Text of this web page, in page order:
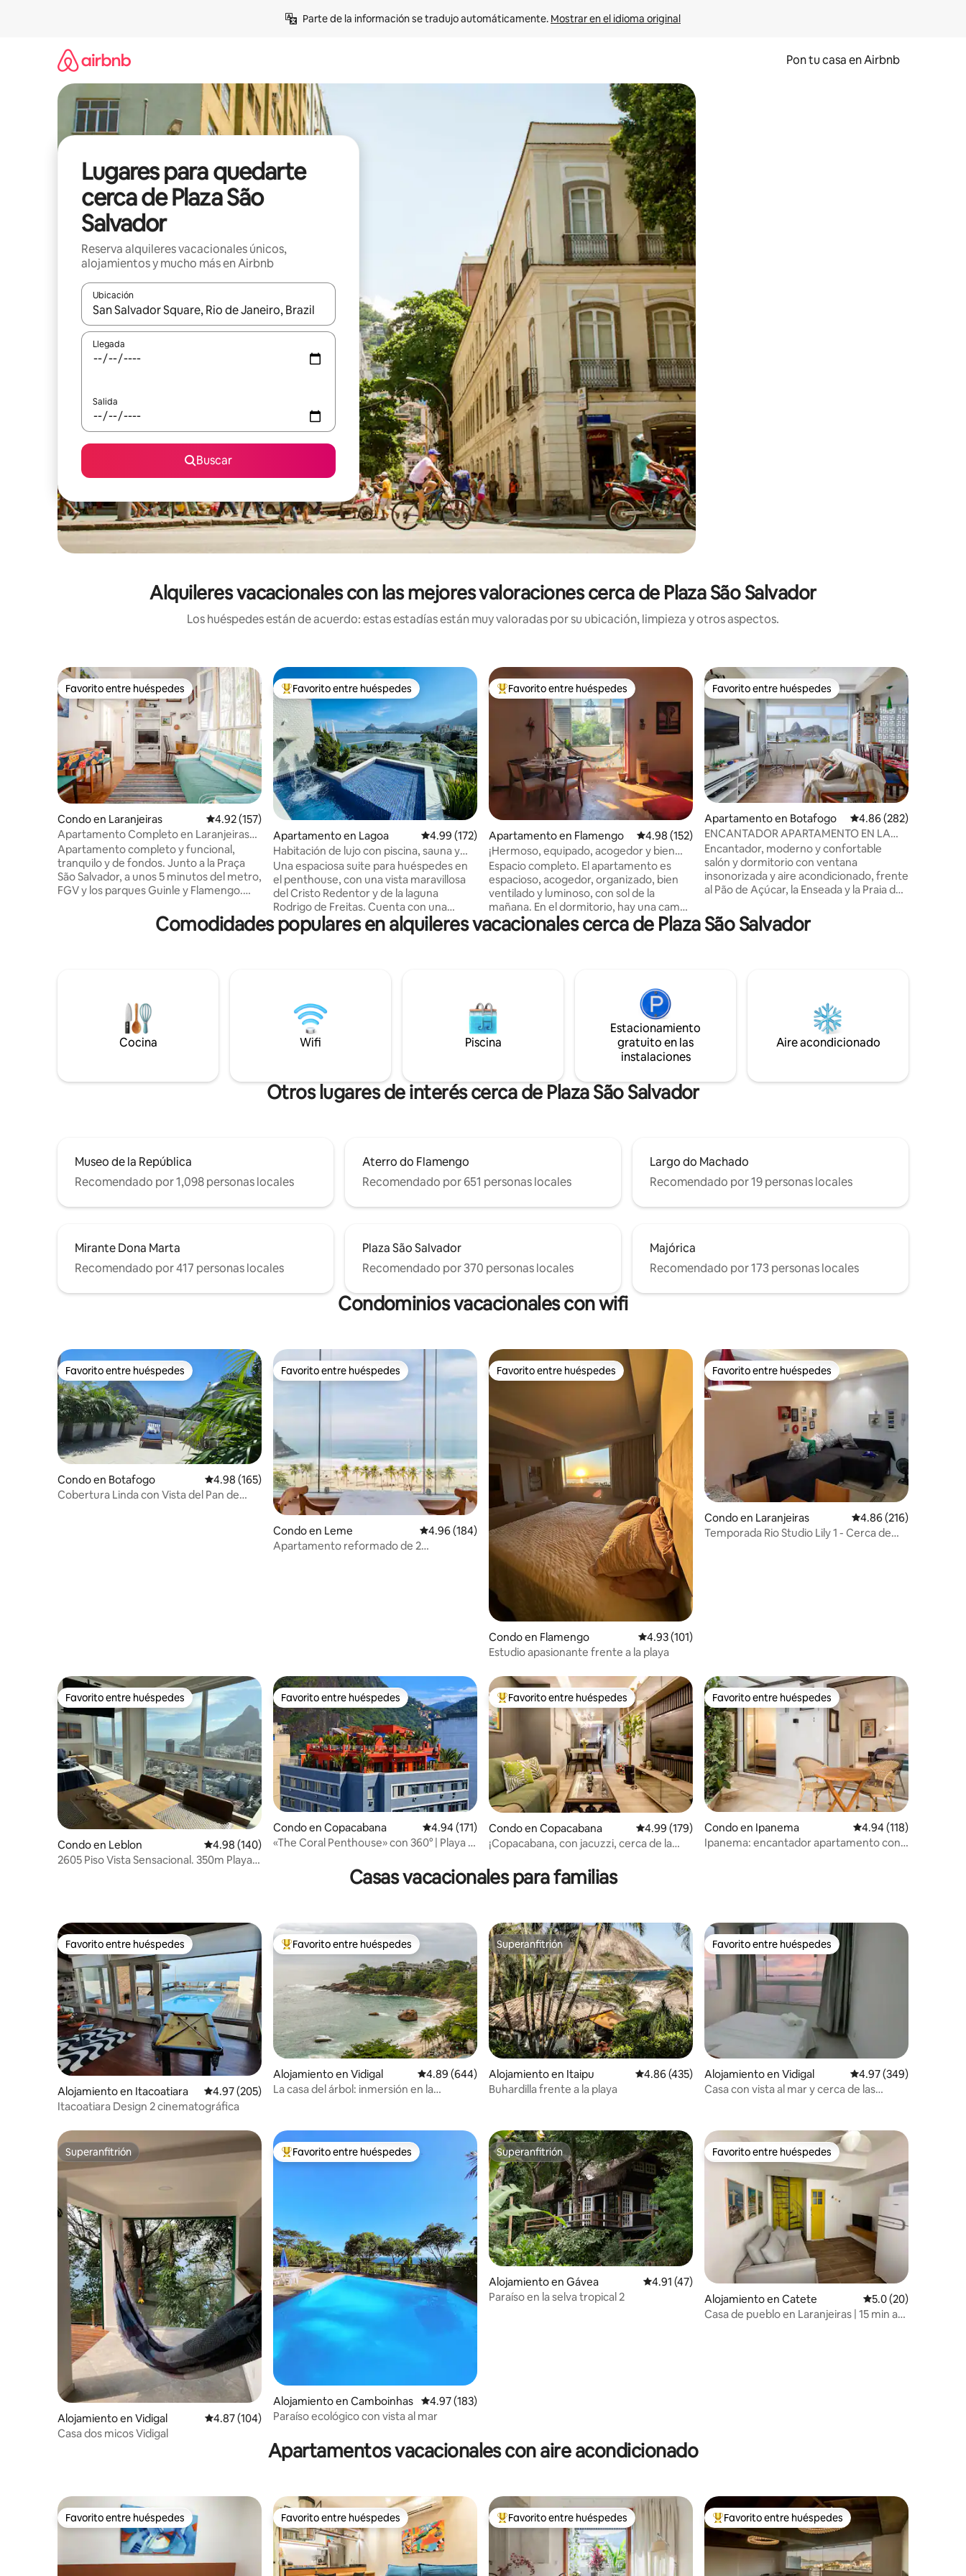
Parte de la información se tradujo automáticamente. Mostrar en el idioma original
Pon tu casa en Airbnb
Lugares para quedarte
cerca de Plaza São
Salvador
Reserva alquileres vacacionales únicos,
alojamientos y mucho más en Airbnb
Ubicación
Cuando los resultados estén disponibles, navega con las teclas de flecha hacia arriba y hacia abajo o explora con el tacto o desliza el dedo.
Llegada
Salida
Buscar
Alquileres vacacionales con las mejores valoraciones cerca de Plaza São Salvador
Los huéspedes están de acuerdo: estas estadías están muy valoradas por su ubicación, limpieza y otros aspectos.
Favorito entre huéspedes
Favorito entre huéspedes
Condo en Laranjeiras Calificación promedio: 4.92 de 5, 157 reseñas
4.92 (157)
Apartamento Completo en Laranjeiras
Zona Sur RJ
Apartamento completo y funcional,
tranquilo y de fondos. Junto a la Praça
São Salvador, a unos 5 minutos del metro,
FGV y los parques Guinle y Flamengo.
de Pão de Açúcar y Corcovado.
Ventiladores en los dormitorios y sala de
playa. La mesa de la sala se abre y tiene
capacidad para 4 personas. Acceso al
apartamento a través de un tramo de
escaleras. No se permiten mascotas.
Favorito entre huéspedes preferido
Favorito entre huéspedes
Apartamento en Lagoa Calificación promedio: 4.99 de 5, 172 reseñas
4.99 (172)
Habitación de lujo con piscina, sauna y
privacidad.
Una espaciosa suite para huéspedes en
el penthouse, con una vista maravillosa
del Cristo Redentor y de la laguna
Rodrigo de Freitas. Cuenta con una
amplia zona exterior con piscina y
cascada, un medio baño, una sauna de
independiente. La suite está a dos pasos
del carril bici Rodrigo de Freitas Lagoa, a 5
minutos a pie desde los Jardines
Botánicos, a 10 minutos en auto de
Favorito entre huéspedes preferido
Favorito entre huéspedes
Apartamento en Flamengo Calificación promedio: 4.98 de 5, 152 reseñas
4.98 (152)
¡Hermoso, equipado, acogedor y bien
iluminado!
Espacio completo. El apartamento es
espacioso, acogedor, organizado, bien
ventilado y luminoso, con sol de la
mañana. En el dormitorio, hay una cama
tamaño queen (colchón euro súper
premium) y un espacioso armario. La sala
completa, equipada con todos los
utensilios necesarios. El baño ha sido
renovado y tiene una ducha de 220v. La
habitación tiene aire acondicionado, un
ventilador de techo y un ventilador de
Favorito entre huéspedes
Favorito entre huéspedes
Apartamento en Botafogo Calificación promedio:
4.86 (282)
ENCANTADOR APARTAMENTO EN LA
PLAYA DE BOTAFOGO
Encantador, moderno y confortable
salón y dormitorio con ventana
insonorizada y aire acondicionado, frente
al Pão de Açúcar, la Enseada y la Praia de
con ascensor, cámaras de seguridad y
portero las 24 horas. Acogedor, ventilado
supermercados, restaurantes y
comercios en general. Todo el
transporte público está cerca.
Comodidades populares en alquileres vacacionales cerca de Plaza São Salvador
Cocina Wifi Piscina
Estacionamiento
gratuito en las
instalaciones
Aire acondicionado
Otros lugares de interés cerca de Plaza São Salvador
Museo de la República
Recomendado por 1,098 personas locales
Aterro do Flamengo
Recomendado por 651 personas locales
Largo do Machado
Recomendado por 19 personas locales
Mirante Dona Marta
Recomendado por 417 personas locales
Plaza São Salvador
Recomendado por 370 personas locales
Majórica
Recomendado por 173 personas locales
Condominios vacacionales con wifi
Favorito entre huéspedes
Favorito entre huéspedes
Condo en Botafogo Calificación promedio: 4.98 de 5, 165 reseñas
4.98 (165)
Cobertura Linda con Vista del Pan de
Favorito entre huéspedes
Favorito entre huéspedes
Condo en Leme Calificación promedio: 4.96 de 5, 184 reseñas
4.96 (184)
Apartamento reformado de 2
Favorito entre huéspedes
Favorito entre huéspedes
Condo en Flamengo Calificación promedio: 4.93 de 5, 101 reseñas
4.93 (101)
Estudio apasionante frente a la playa
Favorito entre huéspedes
Favorito entre huéspedes
Condo en Laranjeiras Calificación promedio:
4.86 (216)
Temporada Rio Studio Lily 1 - Cerca de
Favorito entre huéspedes
Favorito entre huéspedes
Condo en Leblon Calificación promedio: 4.98 de 5, 140 reseñas
4.98 (140)
2605 Piso Vista Sensacional. 350m Playa
Favorito entre huéspedes
Favorito entre huéspedes
Condo en Copacabana Calificación promedio: 4.94 de 5, 171 reseñas
4.94 (171)
«The Coral Penthouse» con 360° | Playa |
Favorito entre huéspedes preferido
Favorito entre huéspedes
Condo en Copacabana Calificación promedio: 4.99 de 5, 179 reseñas
4.99 (179)
¡Copacabana, con jacuzzi, cerca de la
Favorito entre huéspedes
Favorito entre huéspedes
Condo en Ipanema Calificación promedio:
4.94 (118)
Ipanema: encantador apartamento con
Casas vacacionales para familias
Favorito entre huéspedes
Favorito entre huéspedes
Alojamiento en Itacoatiara Calificación promedio: 4.97 de 5, 205 reseñas
4.97 (205)
Itacoatiara Design 2 cinematográfica
Favorito entre huéspedes preferido
Favorito entre huéspedes
Alojamiento en Vidigal Calificación promedio: 4.89 de 5, 644 reseñas
4.89 (644)
La casa del árbol: inmersión en la
Superanfitrión
Superanfitrión
Alojamiento en Itaipu Calificación promedio: 4.86 de 5, 435 reseñas
4.86 (435)
Buhardilla frente a la playa
Favorito entre huéspedes
Favorito entre huéspedes
Alojamiento en Vidigal Calificación promedio:
4.97 (349)
Casa con vista al mar y cerca de las
Superanfitrión
Superanfitrión
Alojamiento en Vidigal Calificación promedio: 4.87 de 5, 104 reseñas
4.87 (104)
Casa dos micos Vidigal
Favorito entre huéspedes preferido
Favorito entre huéspedes
Alojamiento en Camboinhas Calificación promedio: 4.97 de 5, 183 reseñas
4.97 (183)
Paraíso ecológico con vista al mar
Superanfitrión
Superanfitrión
Alojamiento en Gávea Calificación promedio: 4.91 de 5, 47 reseñas
4.91 (47)
Paraíso en la selva tropical 2
Favorito entre huéspedes
Favorito entre huéspedes
Alojamiento en Catete Calificación
5.0 (20)
Casa de pueblo en Laranjeiras | 15 min a
Apartamentos vacacionales con aire acondicionado
Favorito entre huéspedes
Favorito entre huéspedes Favorito entre huéspedes
Favorito entre huéspedes Favorito entre huéspedes preferido
Favorito entre huéspedes Favorito entre huéspedes preferido
Favorito entre huéspedes